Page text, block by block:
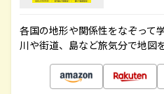
各国の地形や関係性をなぞって
川や街道、島など旅気分で地図